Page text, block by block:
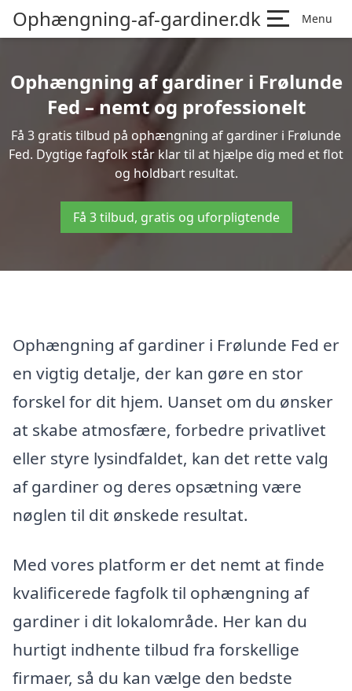
Ophængning-af-gardiner.dk Menu
Ophængning af gardiner i Frølunde
Fed – nemt og professionelt
Få 3 gratis tilbud på ophængning af gardiner i Frølunde
Fed. Dygtige fagfolk står klar til at hjælpe dig med et flot
og holdbart resultat.
Få 3 tilbud, gratis og uforpligtende
Ophængning af gardiner i Frølunde Fed er
en vigtig detalje, der kan gøre en stor
forskel for dit hjem. Uanset om du ønsker
at skabe atmosfære, forbedre privatlivet
eller styre lysindfaldet, kan det rette valg
af gardiner og deres opsætning være
nøglen til dit ønskede resultat.
Med vores platform er det nemt at finde
kvalificerede fagfolk til ophængning af
gardiner i dit lokalområde. Her kan du
hurtigt indhente tilbud fra forskellige
firmaer, så du kan vælge den bedste